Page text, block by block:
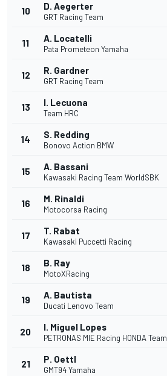
10 D. Aegerter
GRT Racing Team
11 A. Locatelli
Pata Prometeon Yamaha
12 R. Gardner
GRT Racing Team
13 I. Lecuona
Team HRC
14 S. Redding
Bonovo Action BMW
15 A. Bassani
Kawasaki Racing Team WorldSBK
16 M. Rinaldi
Motocorsa Racing
17 T. Rabat
Kawasaki Puccetti Racing
18 B. Ray
MotoXRacing
19 A. Bautista
Ducati Lenovo Team
20 I. Miguel Lopes
PETRONAS MIE Racing HONDA Team
21 P. Oettl
GMT94 Yamaha